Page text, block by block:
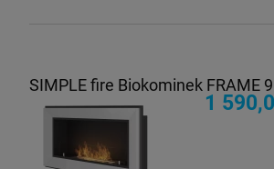
SIMPLE fire Biokominek FRAME
1